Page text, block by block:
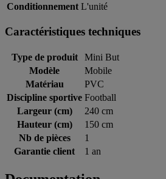
Conditionnement L'unité
Caractéristiques techniques
Type de produit
Mini But
Modèle
Mobile
Matériau
PVC
Discipline sportive Football
Largeur (cm)
240 cm
Hauteur (cm)
150 cm
Nb de pièces
1
Garantie client
1 an